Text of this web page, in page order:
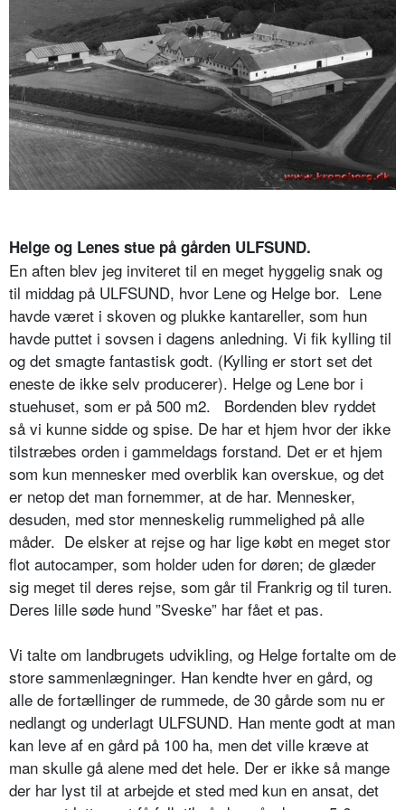
Helge og Lenes stue på gården ULFSUND.
En aften blev jeg inviteret til en meget hyggelig snak og
til middag på ULFSUND, hvor Lene og Helge bor. Lene
havde været i skoven og plukke kantareller, som hun
havde puttet i sovsen i dagens anledning. Vi fik kylling til
og det smagte fantastisk godt. (Kylling er stort set det
eneste de ikke selv producerer). Helge og Lene bor i
stuehuset, som er på 500 m2.
Bordenden blev ryddet
så vi kunne sidde og spise. De har et hjem hvor der ikke
tilstræbes orden i gammeldags forstand. Det er et hjem
som kun mennesker med overblik kan overskue, og det
er netop det man fornemmer, at de har. Mennesker,
desuden, med stor menneskelig rummelighed på alle
måder. De elsker at rejse og har lige købt en meget stor
flot autocamper, som holder uden for døren; de glæder
sig meget til deres rejse, som går til Frankrig og til turen.
Deres lille søde hund ”Sveske” har fået et pas.
Vi talte om landbrugets udvikling, og Helge fortalte om de
store sammenlægninger. Han kendte hver en gård, og
alle de fortællinger de rummede, de 30 gårde som nu er
nedlangt og underlagt ULFSUND. Han mente godt at man
kan leve af en gård på 100 ha, men det ville kræve at
man skulle gå alene med det hele. Der er ikke så mange
der har lyst til at arbejde et sted med kun en ansat, det